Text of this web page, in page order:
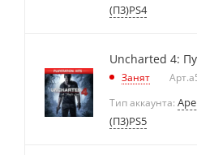
(П3)PS4
Uncharted 4:
Занят Арт.
Тип аккаунта:
(П3)PS5